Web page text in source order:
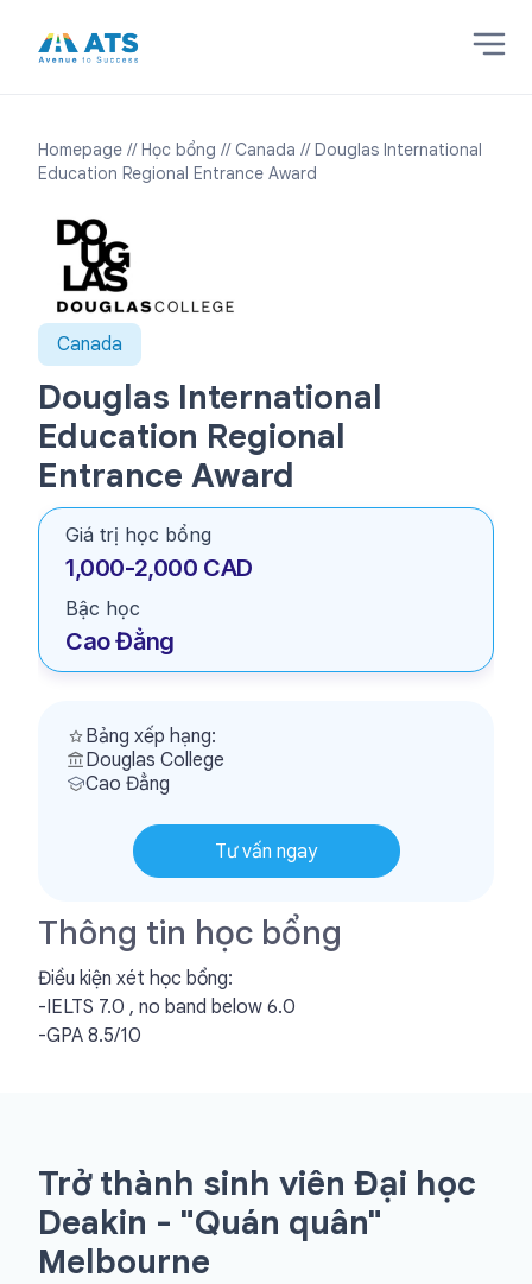
Homepage // Học bổng // Canada // Douglas International
Education Regional Entrance Award
Canada
Douglas International
Education Regional
Entrance Award
Giá trị học bổng
1,000-2,000 CAD
Bậc học
Cao Đẳng
Bảng xếp hạng:
Douglas College
Cao Đẳng
Tư vấn ngay
Thông tin học bổng
Điều kiện xét học bổng:
-IELTS 7.0 , no band below 6.0
-GPA 8.5/10
Trở thành sinh viên Đại học
Deakin - "Quán quân"
Melbourne